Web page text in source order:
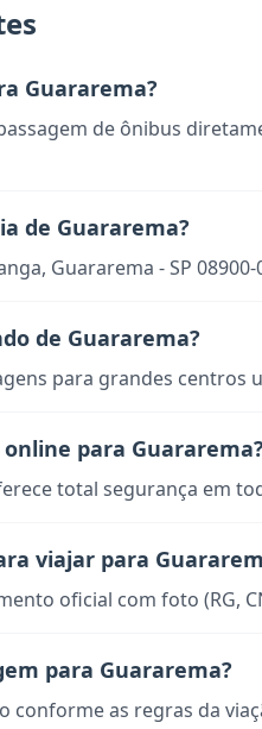
Guararema?
de ônibus
de Guararema?
Guararema - SP 08900-
de Guararema?
para grandes centros
para
total segurança em
viajar para
oficial com foto (RG,
para Guararema?
conforme as regras da